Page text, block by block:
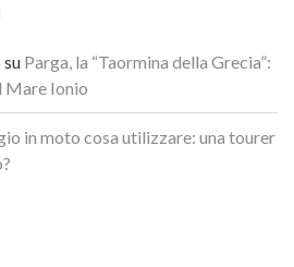
su Parga, la “Taormina della Grecia”:
Mare Ionio
in moto cosa utilizzare: una tourer